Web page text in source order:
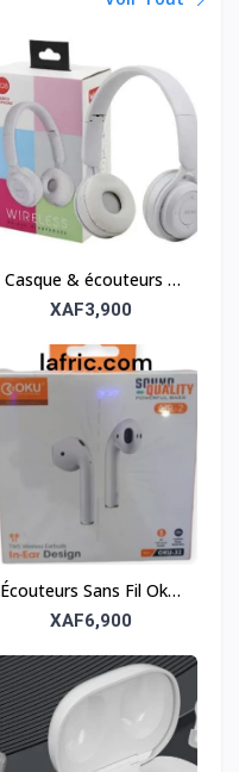
Casque & écouteurs –
Confort et qualité
XAF3,900
Écouteurs Sans Fil Oku-
32 – Son clair et
XAF6,900